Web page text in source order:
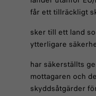
får ett tillräckligt
sker till ett land
ytterligare
har säkerställts
mottagaren och
skyddsåtgärder